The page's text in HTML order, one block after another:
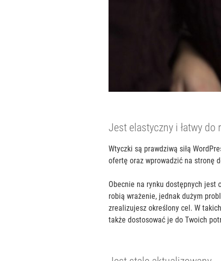
Jest elastyczny i łatwy
Wtyczki są prawdziwą siłą
ofertę oraz wprowadzić na stronę
Obecnie na rynku dostępnych
robią wrażenie, jednak dużym
zrealizujesz określony cel. W
także dostosować je do Twoich